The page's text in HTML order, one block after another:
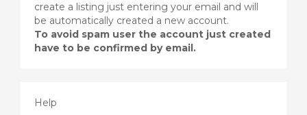
create a listing just entering your email and will
be automatically created a new account.
To avoid spam user the account just created
have to be confirmed by email.
Help